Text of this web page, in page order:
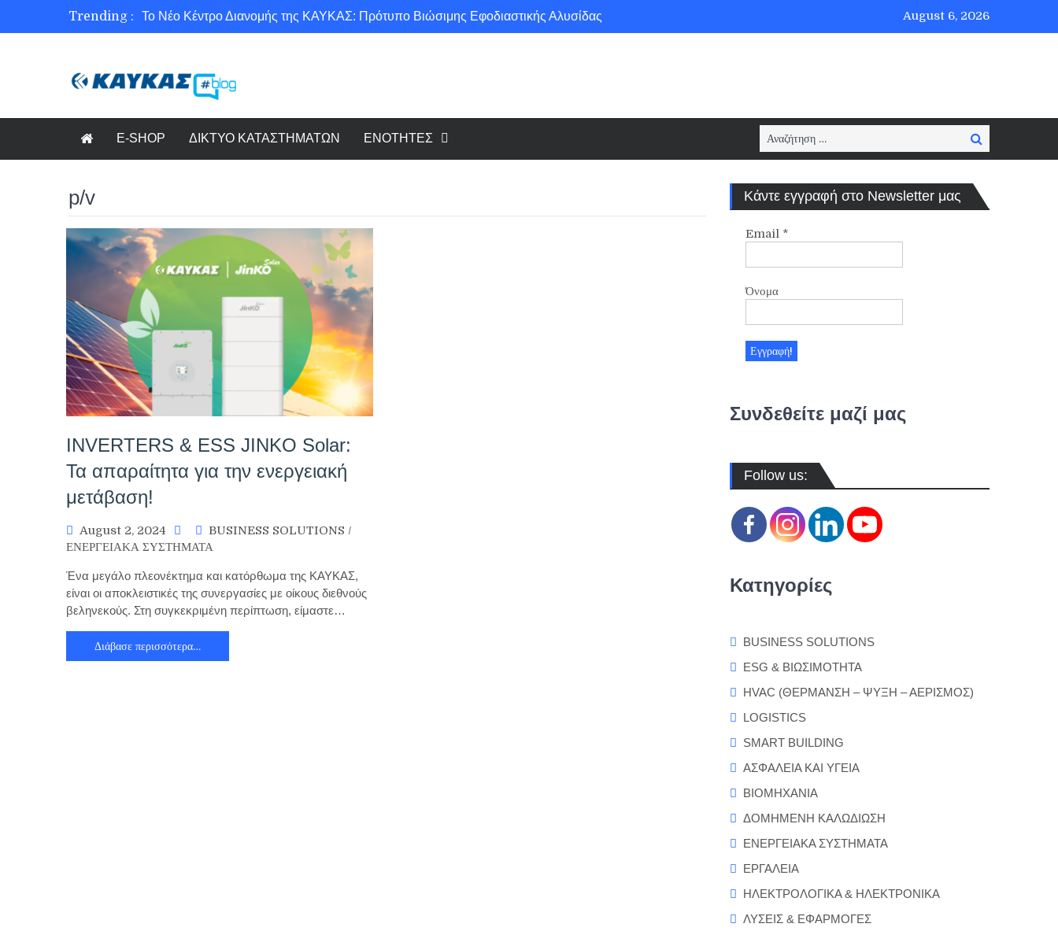
Trending :
Το Νέο Κέντρο Διανομής της ΚΑΥΚΑΣ: Πρότυπο Βιώσιμης Εφοδιαστικής Αλυσίδας
Ασφάλεια στο Διαδίκτυο για όλους!
August 6, 2026
E-SHOP ΔΙΚΤΥΟ ΚΑΤΑΣΤΗΜΑΤΩΝ ΕΝΟΤΗΤΕΣ
Search
for:
Search
p/v
INVERTERS & ESS JINKO Solar:
Τα απαραίτητα για την ενεργειακή
μετάβαση!
August 2, 2024 BUSINESS SOLUTIONS /
ΕΝΕΡΓΕΙΑΚΑ ΣΥΣΤΗΜΑΤΑ
Ένα μεγάλο πλεονέκτημα και κατόρθωμα της ΚΑΥΚΑΣ,
είναι οι αποκλειστικές της συνεργασίες με οίκους διεθνούς
βεληνεκούς. Στη συγκεκριμένη περίπτωση, είμαστε…
Διάβασε περισσότερα…
Κάντε εγγραφή στο Newsletter μας
Email *
Όνομα
Συνδεθείτε μαζί μας
Follow us:
Κατηγορίες
BUSINESS SOLUTIONS
ESG & ΒΙΩΣΙΜΟΤΗΤΑ
HVAC (ΘΕΡΜΑΝΣΗ – ΨΥΞΗ – ΑΕΡΙΣΜΟΣ)
LOGISTICS
SMART BUILDING
ΑΣΦΑΛΕΙΑ ΚΑΙ ΥΓΕΙΑ
ΒΙΟΜΗΧΑΝΙΑ
ΔΟΜΗΜΕΝΗ ΚΑΛΩΔΙΩΣΗ
ΕΝΕΡΓΕΙΑΚΑ ΣΥΣΤΗΜΑΤΑ
ΕΡΓΑΛΕΙΑ
ΗΛΕΚΤΡΟΛΟΓΙΚΑ & ΗΛΕΚΤΡΟΝΙΚΑ
ΛΥΣΕΙΣ & ΕΦΑΡΜΟΓΕΣ